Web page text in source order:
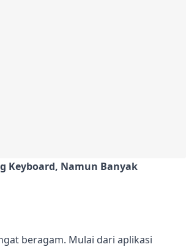
Keyboard, Namun Banyak
beragam. Mulai dari aplikasi